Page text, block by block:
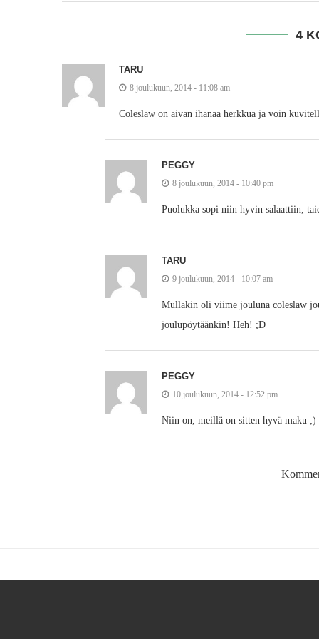
4
TARU
8 joulukuun, 2014 - 11:08 am
Coleslaw on aivan ihanaa herkkua ja voin
PEGGY
8 joulukuun, 2014 - 10:40 pm
Puolukka sopi niin hyvin salaattiin,
TARU
9 joulukuun, 2014 - 10:07 am
Mullakin oli viime jouluna coleslaw
joulupöytäänkin! Heh! ;D
PEGGY
10 joulukuun, 2014 - 12:52 pm
Niin on, meillä on sitten hyvä maku ;)